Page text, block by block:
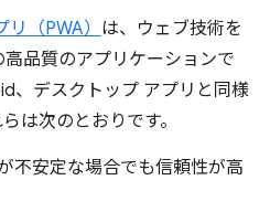
（PWA） は、ウェブ技術を
品質のアプリケーションで
、デスクトップ アプリと同様
は次のとおりです。
不安定な場合でも信頼性が高